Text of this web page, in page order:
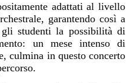
adattati al livello
garantendo così a
studenti la possibilità di
un mese intenso di
culmina in questo concerto